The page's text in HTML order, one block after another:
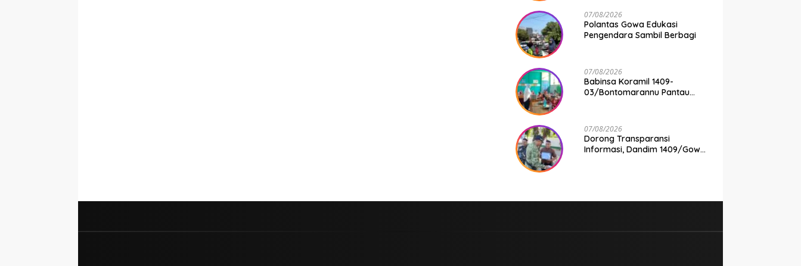
07/08/2026
Polantas Gowa Edukasi
Pengendara Sambil Berbagi
07/08/2026
Babinsa Koramil 1409-
03/Bontomarannu Pantau
Pattallassang
07/08/2026
Dorong Transparansi
Informasi, Dandim 1409/Gowa